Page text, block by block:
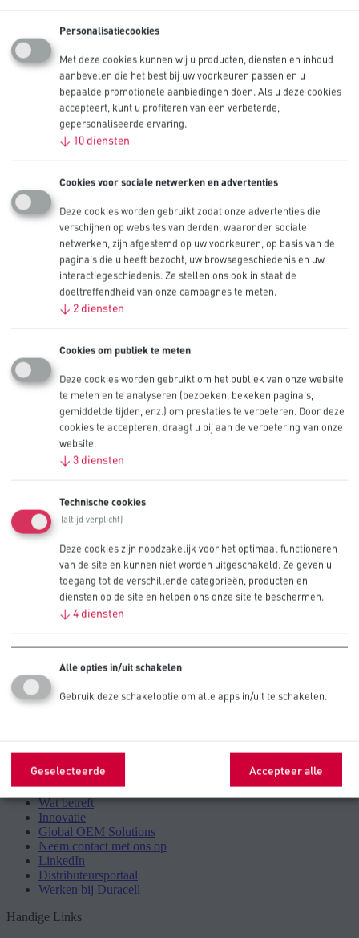
Producten
Industrieën
Technische bibliotheek
Innovatie
Coming Soon
This page is under construction, please try again later
Technische bibliotheek
Wat betreft
Innovatie
Global OEM Solutions
Neem contact met ons op
LinkedIn
Distributeursportaal
Werken bij Duracell
Handige Links
Personalisatiecookies
Met deze cookies kunnen wij u producten, diensten en inhoud
aanbevelen die het best bij uw voorkeuren passen en u
bepaalde promotionele aanbiedingen doen. Als u deze cookies
accepteert, kunt u profiteren van een verbeterde,
gepersonaliseerde ervaring.
↓ 10 diensten
Cookies voor sociale netwerken en advertenties
Deze cookies worden gebruikt zodat onze advertenties die
verschijnen op websites van derden, waaronder sociale
netwerken, zijn afgestemd op uw voorkeuren, op basis van de
pagina's die u heeft bezocht, uw browsegeschiedenis en uw
interactiegeschiedenis. Ze stellen ons ook in staat de
doeltreffendheid van onze campagnes te meten.
↓ 2 diensten
Cookies om publiek te meten
Deze cookies worden gebruikt om het publiek van onze website
te meten en te analyseren (bezoeken, bekeken pagina's,
gemiddelde tijden, enz.) om prestaties te verbeteren. Door deze
cookies te accepteren, draagt u bij aan de verbetering van onze
website.
↓ 3 diensten
Technische cookies
(altijd verplicht)
Deze cookies zijn noodzakelijk voor het optimaal functioneren
van de site en kunnen niet worden uitgeschakeld. Ze geven u
toegang tot de verschillende categorieën, producten en
diensten op de site en helpen ons onze site te beschermen.
↓ 4 diensten
Alle opties in/uit schakelen
Gebruik deze schakeloptie om alle apps in/uit te schakelen.
Geselecteerde Accepteer alle